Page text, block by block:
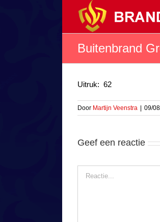
Buitenbrand
Uitruk: 62
Door Martijn Veenstra 09/
Geef een reactie